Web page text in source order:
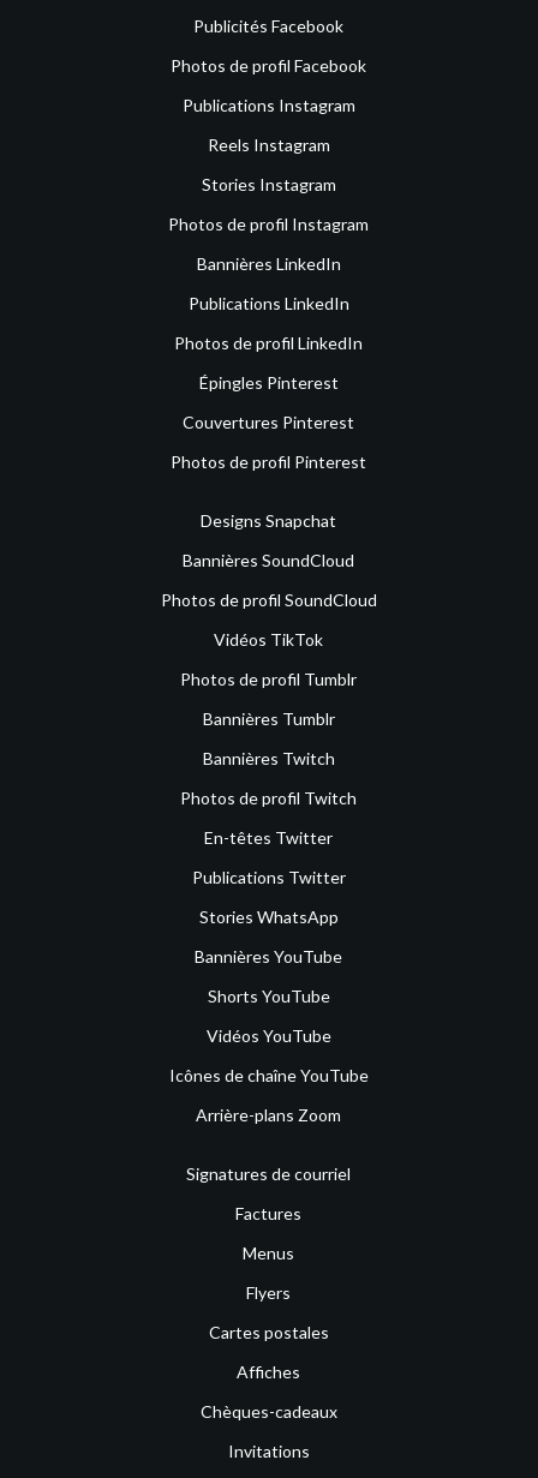
Publicités Facebook
Photos de profil Facebook
Publications Instagram
Reels Instagram
Stories Instagram
Photos de profil Instagram
Bannières LinkedIn
Publications LinkedIn
Photos de profil LinkedIn
Épingles Pinterest
Couvertures Pinterest
Photos de profil Pinterest
Designs Snapchat
Bannières SoundCloud
Photos de profil SoundCloud
Vidéos TikTok
Photos de profil Tumblr
Bannières Tumblr
Bannières Twitch
Photos de profil Twitch
En-têtes Twitter
Publications Twitter
Stories WhatsApp
Bannières YouTube
Shorts YouTube
Vidéos YouTube
Icônes de chaîne YouTube
Arrière-plans Zoom
Signatures de courriel
Factures
Menus
Flyers
Cartes postales
Affiches
Chèques-cadeaux
Invitations